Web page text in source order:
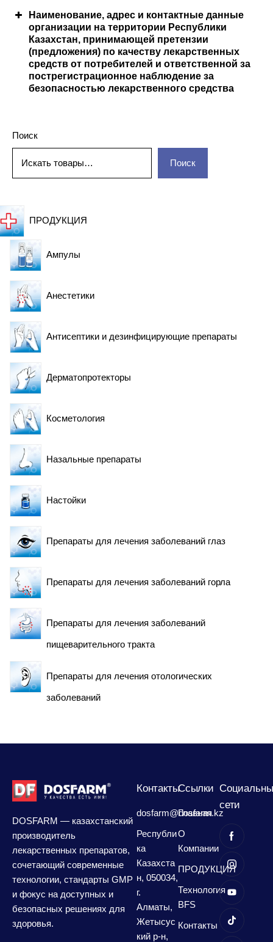
Наименование, адрес и контактные данные
организации на территории Республики
Казахстан, принимающей претензии
(предложения) по качеству лекарственных
средств от потребителей и ответственной за
пострегистрационное наблюдение за
безопасностью лекарственного средства
Поиск
Поиск
ПРОДУКЦИЯ
Ампулы
Анестетики
Антисептики и дезинфицирующие препараты
Дерматопротекторы
Косметология
Назальные препараты
Настойки
Препараты для лечения заболеваний глаз
Препараты для лечения заболеваний горла
Препараты для лечения заболеваний
пищеварительного тракта
Препараты для лечения отологических
заболеваний
DOSFARM — казахстанский
производитель
лекарственных препаратов,
сочетающий современные
технологии, стандарты GMP
и фокус на доступных и
безопасных решениях для
здоровья.
Контакты
dosfarm@dosfarm.kz
Республи
ка
Казахста
н, 050034,
г.
Алматы,
Жетысус
кий р-н,
Сcылки
Главная
О
Компании
ПРОДУКЦИЯ
Технология
BFS
Контакты
сети